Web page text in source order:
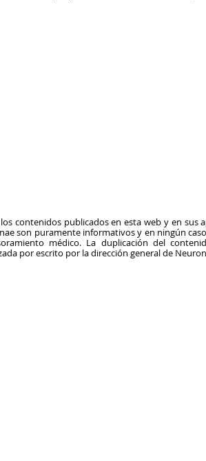
contenidos publicados en esta web y en sus
son puramente informativos y en ningún
médico. La duplicación del
por escrito por la dirección general de